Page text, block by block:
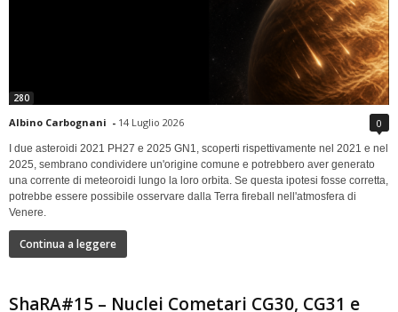
280
Albino Carbognani - 14 Luglio 2026 0
I due asteroidi 2021 PH27 e 2025 GN1, scoperti rispettivamente nel 2021 e nel
2025, sembrano condividere un'origine comune e potrebbero aver generato
una corrente di meteoroidi lungo la loro orbita. Se questa ipotesi fosse corretta,
potrebbe essere possibile osservare dalla Terra fireball nell'atmosfera di
Venere.
Continua a leggere
ShaRA#15 – Nuclei Cometari CG30, CG31 e